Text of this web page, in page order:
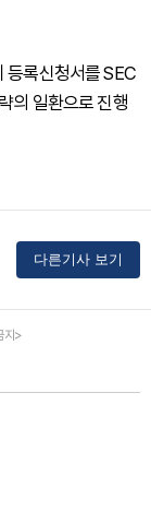
등록신청서를 SEC
의 일환으로 진행
다른기사 보기
지>